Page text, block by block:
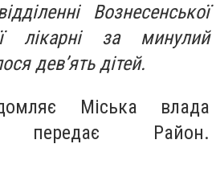
Вознесенської
лікарні за минулий
дев’ять дітей.
Міська влада
передає Район.